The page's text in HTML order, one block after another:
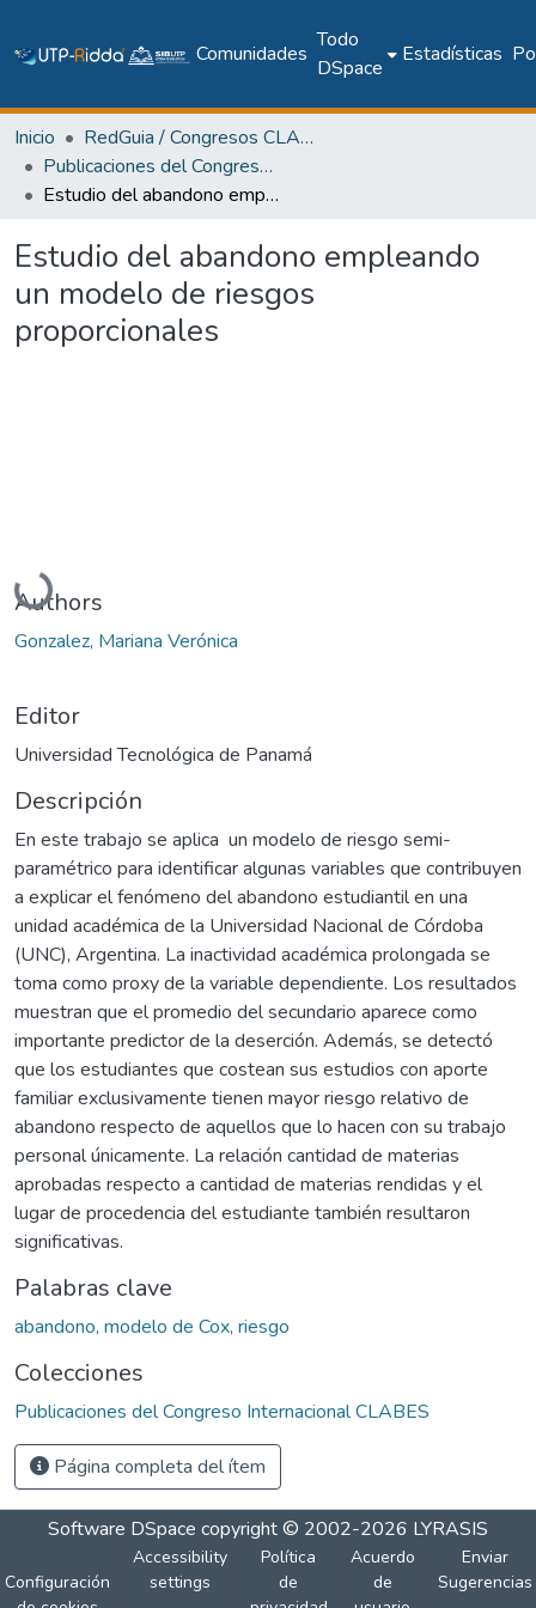
Comunidades
Todo
DSpace
Estadísticas
Inicio
RedGuia / Congresos CLABES
Publicaciones del Congreso Internacional CLABES
Estudio del abandono empleando un modelo de riesgos proporcionales
Estudio del abandono empleando
un modelo de riesgos
proporcionales
Cargando...
Authors
Gonzalez, Mariana Verónica
Editor
Universidad Tecnológica de Panamá
Descripción
En este trabajo se aplica un modelo de riesgo semi-
paramétrico para identificar algunas variables que contribuyen
a explicar el fenómeno del abandono estudiantil en una
unidad académica de la Universidad Nacional de Córdoba
(UNC), Argentina. La inactividad académica prolongada se
toma como proxy de la variable dependiente. Los resultados
muestran que el promedio del secundario aparece como
importante predictor de la deserción. Además, se detectó
que los estudiantes que costean sus estudios con aporte
familiar exclusivamente tienen mayor riesgo relativo de
abandono respecto de aquellos que lo hacen con su trabajo
personal únicamente. La relación cantidad de materias
aprobadas respecto a cantidad de materias rendidas y el
lugar de procedencia del estudiante también resultaron
significativas.
Palabras clave
abandono, modelo de Cox, riesgo
Colecciones
Publicaciones del Congreso Internacional CLABES
Página completa del ítem
Software DSpace copyright © 2002-2026 LYRASIS
Configuración
Accessibility
settings
Política
de
Acuerdo
de
Enviar
Sugerencias